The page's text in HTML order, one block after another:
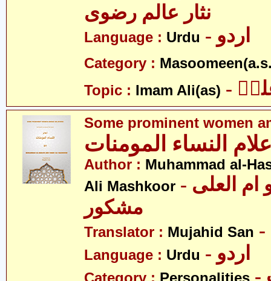
نثار عالم رضوی
Language : Urdu - اردو
Category :
Topic : Imam Ali(as)
Some prominent women
النساء المومنات
Author : Muhammad al-
Ali Mashkoor - محمد الحسن و ام العلی
مشکور
Translator : Mujahid San
Language : Urdu - اردو